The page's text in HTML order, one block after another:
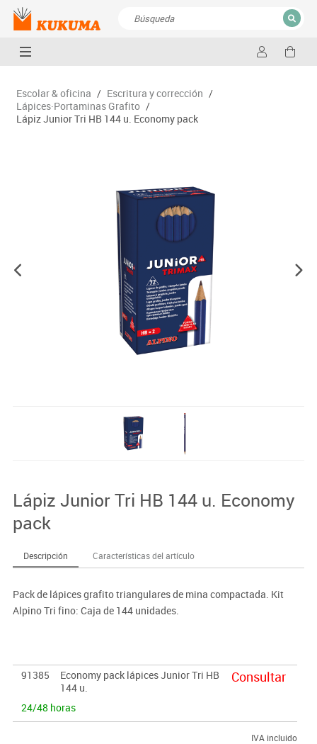
CERRAR
Escolar & oficina / Escritura y corrección /
Lápices·Portaminas Grafito /
Lápiz Junior Tri HB 144 u. Economy pack
Lápiz Junior Tri HB 144 u. Economy
pack
Descripción Características del artículo
Pack de lápices grafito triangulares de mina compactada. Kit
Alpino Tri fino: Caja de 144 unidades.
91385
Economy pack lápices Junior Tri HB
144 u.
24/48 horas
Consultar
IVA incluido